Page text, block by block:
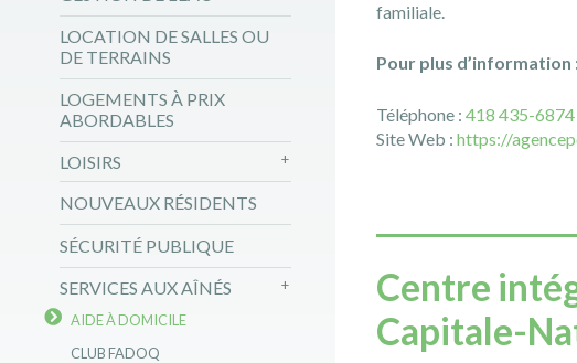
LOCATION DE SALLES OU
DE TERRAINS
LOGEMENTS À PRIX
ABORDABLES
LOISIRS
NOUVEAUX RÉSIDENTS
SÉCURITÉ PUBLIQUE
SERVICES AUX AÎNÉS
AIDE À DOMICILE
CLUB FADOQ
familiale.
Pour plus d’information
Téléphone :418 435-6874
Site Web :https://
Centre
Capitale-